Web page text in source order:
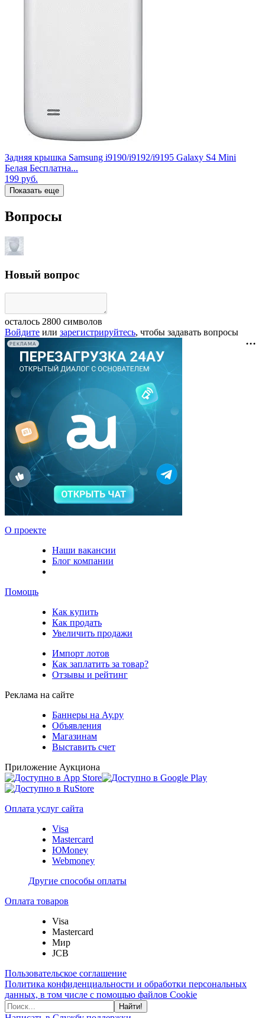
Задняя крышка Samsung i9190/i9192/i9195 Galaxy S4 Mini
Белая Бесплатна...
199 руб.
Показать еще
Вопросы
Новый вопрос
осталось 2800 символов
Войдите или зарегистрируйтесь, чтобы задавать вопросы
РЕКЛАМА
О проекте
Наши вакансии
Блог компании
Помощь
Как купить
Как продать
Увеличить продажи
Импорт лотов
Как заплатить за товар?
Отзывы и рейтинг
Реклама на сайте
Баннеры на Ау.ру
Объявления
Магазинам
Выставить счет
Приложение Аукциона
Оплата услуг сайта
Visa
Mastercard
ЮMoney
Webmoney
Другие способы оплаты
Оплата товаров
Visa
Mastercard
Мир
JCB
Пользовательское соглашение
Политика конфиденциальности и обработки персональных
данных, в том числе с помощью файлов Cookie
Найти!